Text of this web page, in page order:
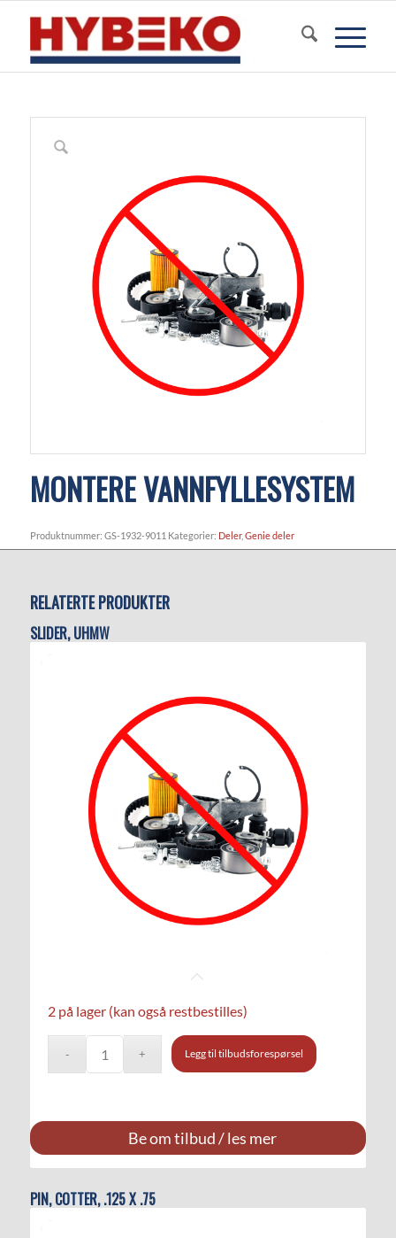
MONTERE VANNFYLLESYSTEM
Produktnummer: GS-1932-9011 Kategorier: Deler, Genie deler
RELATERTE PRODUKTER
SLIDER, UHMW
2 på lager (kan også restbestilles)
Legg til tilbudsforespørsel
Be om tilbud / les mer
PIN, COTTER, .125 X .75